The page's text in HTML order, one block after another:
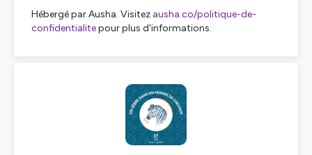
Hébergé par Ausha. Visitez ausha.co/politique-de-
confidentialitepour plus d'informations.